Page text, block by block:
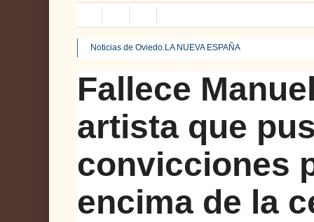
Noticias de Oviedo.LA NUEVA ESPAÑA
Fallece
artista que
convicciones
encima de la